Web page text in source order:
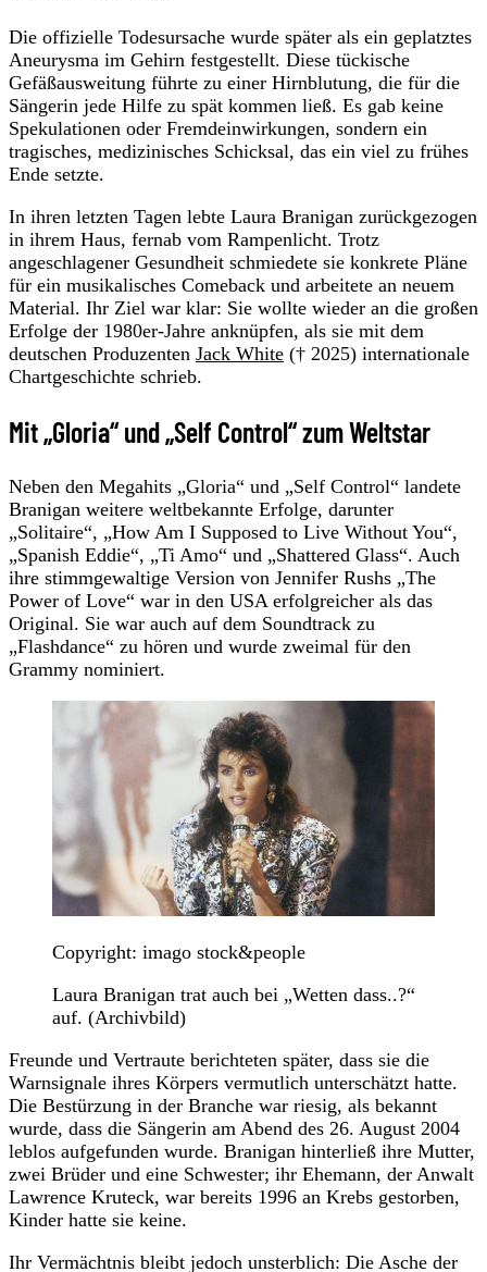
Die offizielle Todesursache wurde später als ein geplatztes
Aneurysma im Gehirn festgestellt. Diese tückische
Gefäßausweitung führte zu einer Hirnblutung, die für die
Sängerin jede Hilfe zu spät kommen ließ. Es gab keine
Spekulationen oder Fremdeinwirkungen, sondern ein
tragisches, medizinisches Schicksal, das ein viel zu frühes
Ende setzte.
In ihren letzten Tagen lebte Laura Branigan zurückgezogen
in ihrem Haus, fernab vom Rampenlicht. Trotz
angeschlagener Gesundheit schmiedete sie konkrete Pläne
für ein musikalisches Comeback und arbeitete an neuem
Material. Ihr Ziel war klar: Sie wollte wieder an die großen
Erfolge der 1980er-Jahre anknüpfen, als sie mit dem
deutschen Produzenten Jack White († 2025) internationale
Chartgeschichte schrieb.
Mit „Gloria“ und „Self Control“ zum Weltstar
Neben den Megahits „Gloria“ und „Self Control“ landete
Branigan weitere weltbekannte Erfolge, darunter
„Solitaire“, „How Am I Supposed to Live Without You“,
„Spanish Eddie“, „Ti Amo“ und „Shattered Glass“. Auch
ihre stimmgewaltige Version von Jennifer Rushs „The
Power of Love“ war in den USA erfolgreicher als das
Original. Sie war auch auf dem Soundtrack zu
„Flashdance“ zu hören und wurde zweimal für den
Grammy nominiert.
Copyright: imago stock&people
Laura Branigan trat auch bei „Wetten dass..?“
auf. (Archivbild)
Freunde und Vertraute berichteten später, dass sie die
Warnsignale ihres Körpers vermutlich unterschätzt hatte.
Die Bestürzung in der Branche war riesig, als bekannt
wurde, dass die Sängerin am Abend des 26. August 2004
leblos aufgefunden wurde. Branigan hinterließ ihre Mutter,
zwei Brüder und eine Schwester; ihr Ehemann, der Anwalt
Lawrence Kruteck, war bereits 1996 an Krebs gestorben,
Kinder hatte sie keine.
Ihr Vermächtnis bleibt jedoch unsterblich: Die Asche der